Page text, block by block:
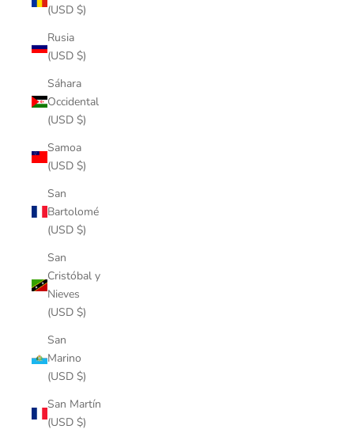
(USD $)
Rusia
(USD $)
Sáhara
Occidental
(USD $)
Samoa
(USD $)
San
Bartolomé
(USD $)
San
Cristóbal y
Nieves
(USD $)
San
Marino
(USD $)
San Martín
(USD $)